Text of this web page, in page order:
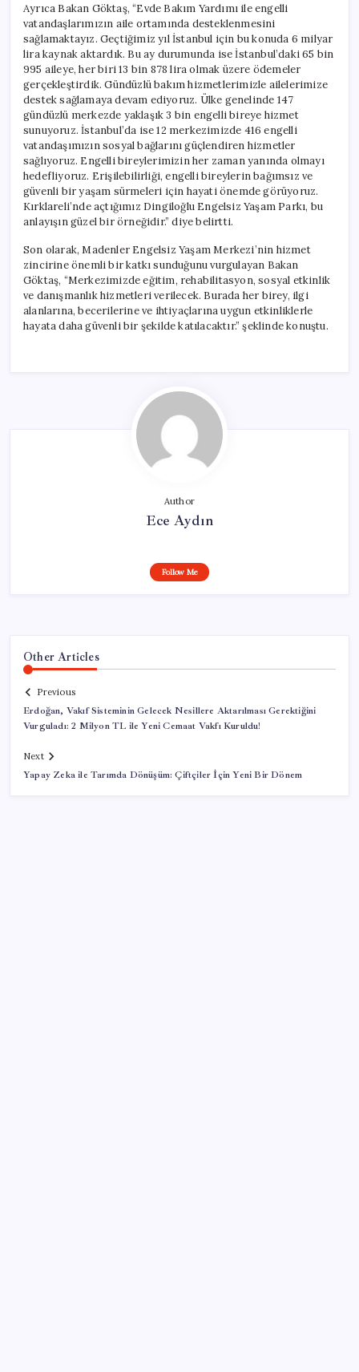
Ayrıca Bakan Göktaş, “Evde Bakım Yardımı ile engelli
vatandaşlarımızın aile ortamında desteklenmesini
sağlamaktayız. Geçtiğimiz yıl İstanbul için bu konuda 6 milyar
lira kaynak aktardık. Bu ay durumunda ise İstanbul’daki 65 bin
995 aileye, her biri 13 bin 878 lira olmak üzere ödemeler
gerçekleştirdik. Gündüzlü bakım hizmetlerimizle ailelerimize
destek sağlamaya devam ediyoruz. Ülke genelinde 147
gündüzlü merkezde yaklaşık 3 bin engelli bireye hizmet
sunuyoruz. İstanbul’da ise 12 merkezimizde 416 engelli
vatandaşımızın sosyal bağlarını güçlendiren hizmetler
sağlıyoruz. Engelli bireylerimizin her zaman yanında olmayı
hedefliyoruz. Erişilebilirliği, engelli bireylerin bağımsız ve
güvenli bir yaşam sürmeleri için hayati önemde görüyoruz.
Kırklareli’nde açtığımız Dingiloğlu Engelsiz Yaşam Parkı, bu
anlayışın güzel bir örneğidir.” diye belirtti.
Son olarak, Madenler Engelsiz Yaşam Merkezi’nin hizmet
zincirine önemli bir katkı sunduğunu vurgulayan Bakan
Göktaş, “Merkezimizde eğitim, rehabilitasyon, sosyal etkinlik
ve danışmanlık hizmetleri verilecek. Burada her birey, ilgi
alanlarına, becerilerine ve ihtiyaçlarına uygun etkinliklerle
hayata daha güvenli bir şekilde katılacaktır.” şeklinde konuştu.
Author
Ece Aydın
Follow Me
Other Articles
Previous
Erdoğan, Vakıf Sisteminin Gelecek Nesillere Aktarılması Gerektiğini
Vurguladı: 2 Milyon TL ile Yeni Cemaat Vakfı Kuruldu!
Next
Yapay Zeka ile Tarımda Dönüşüm: Çiftçiler İçin Yeni Bir Dönem